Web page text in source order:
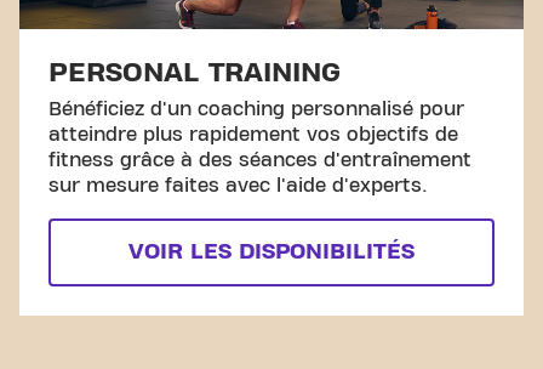
PERSONAL TRAINING
Bénéficiez d'un coaching personnalisé pour
atteindre plus rapidement vos objectifs de
fitness grâce à des séances d'entraînement
sur mesure faites avec l'aide d'experts.
VOIR LES DISPONIBILITÉS